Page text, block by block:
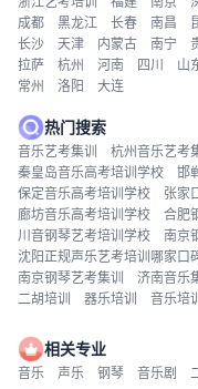
成都
黑龙江 长春 南昌
长沙
天津 内蒙古 南宁
拉萨
杭州 河南 四川 山
常州
洛阳 大连
热门搜索
音乐艺考集训 杭州音乐艺考
秦皇岛音乐高考培训学校
邯
保定音乐高考培训学校
张家
廊坊音乐高考培训学校
合肥
川音钢琴艺考培训学校
南京
沈阳正规声乐艺考培训哪家口
南京钢琴艺考集训
济南音乐
二胡培训
器乐培训 音乐培
相关专业
音乐 声乐 钢琴 音乐剧